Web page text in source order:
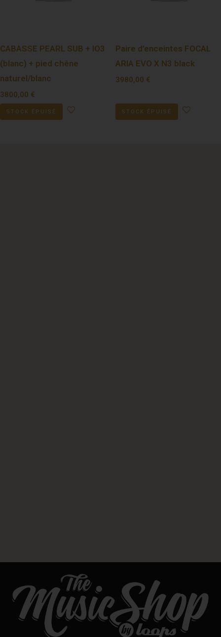
CABASSE PEARL SUB + IO3
(blanc) + pied chêne
naturel/blanc
3800,00 €
STOCK ÉPUISÉ
Paire d’enceintes FOCAL
ARIA EVO X N3 black
3980,00 €
STOCK ÉPUISÉ